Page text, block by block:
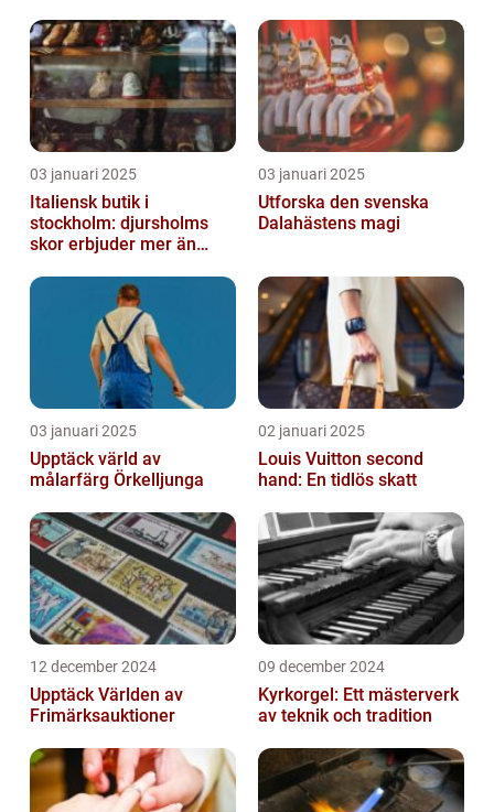
03 januari 2025
Italiensk butik i
stockholm: djursholms
skor erbjuder mer än
03 januari 2025
Utforska den svenska
Dalahästens magi
03 januari 2025
Upptäck värld av
målarfärg Örkelljunga
02 januari 2025
Louis Vuitton second
hand: En tidlös skatt
12 december 2024
Upptäck Världen av
Frimärksauktioner
09 december 2024
Kyrkorgel: Ett mästerverk
av teknik och tradition